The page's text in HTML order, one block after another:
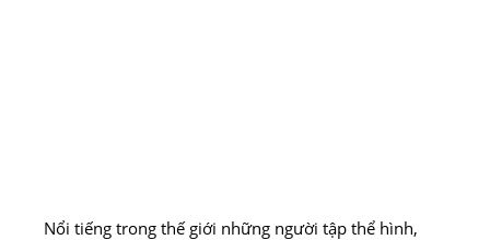
Nổi tiếng trong thế giới những người tập thể hình,